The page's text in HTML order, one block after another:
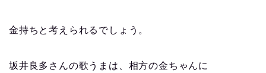
金持ちと考えられるでしょう。
坂井良多さんの歌うまは、相方の金ちゃんに